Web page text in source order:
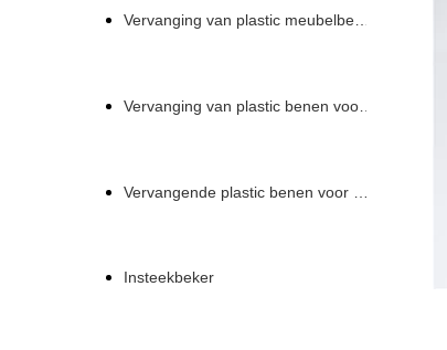
Vervanging van plastic meubelbenen
Vervanging van plastic benen voor een bank
Vervangende plastic benen voor een bank
Insteekbeker